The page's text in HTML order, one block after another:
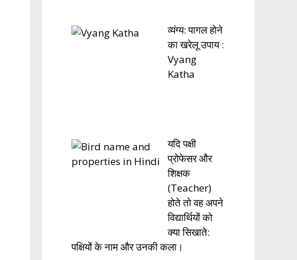
व्यंग्य: पागल होने
का खरेलू उपाय :
Vyang
Katha
यदि पक्षी
प्रोफेसर और
शिक्षक
(Teacher)
होते तो वह अपने
विद्यार्थियों को
क्या सिखाते:
पक्षियों के नाम और उनकी कला।